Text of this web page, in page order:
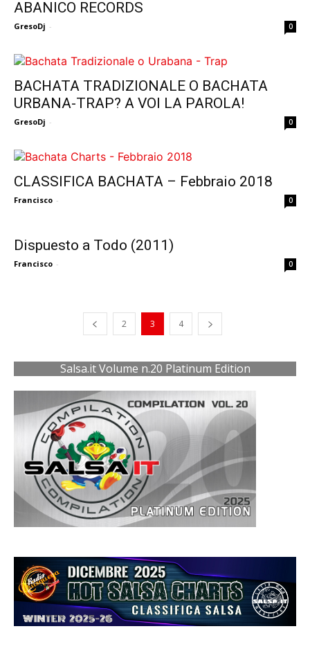
ABANICO RECORDS
GresoDj - 0
BACHATA TRADIZIONALE O BACHATA
URBANA-TRAP? A VOI LA PAROLA!
GresoDj - 0
CLASSIFICA BACHATA – Febbraio 2018
Francisco - 0
Dispuesto a Todo (2011)
Francisco - 0
2 3 4
Salsa.it Volume n.20 Platinum Edition